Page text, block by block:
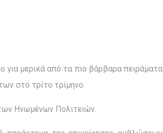
για μερικά από τα πιο βάρβαρα πειράματα
στο τρίτο τρίμηνο.
Ηνωμένων Πολιτειών.